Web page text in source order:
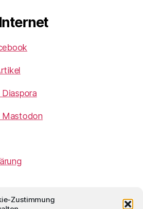
Zustimmung
Mastodon
Würdemannist sofern nicht
lizenziert unter einer
Creative